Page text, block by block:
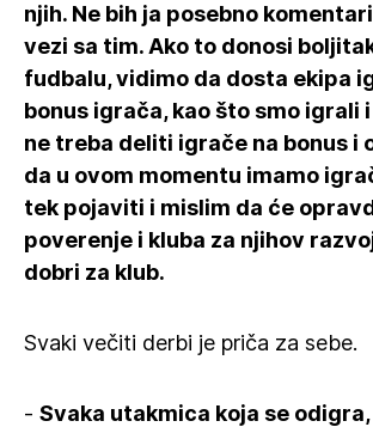
njih. Ne bih ja posebno
vezi sa tim. Ako to donosi
fudbalu, vidimo da dosta ekipa
bonus igrača, kao što smo igrali
ne treba deliti igrače na bonus i
da u ovom momentu imamo
tek pojaviti i mislim da će
poverenje i kluba za njihov
dobri za klub.
Svaki večiti derbi je priča za sebe.
- Svaka utakmica koja se